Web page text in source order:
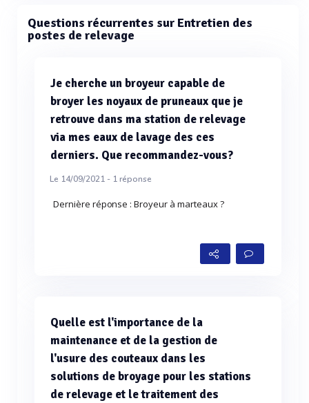
Questions récurrentes sur Entretien des
postes de relevage
Je cherche un broyeur capable de
broyer les noyaux de pruneaux que je
retrouve dans ma station de relevage
via mes eaux de lavage des ces
derniers. Que recommandez-vous?
Le 14/09/2021 - 1réponse
Dernière réponse : Broyeur à marteaux ?
Quelle est l'importance de la
maintenance et de la gestion de
l'usure des couteaux dans les
solutions de broyage pour les stations
de relevage et le traitement des